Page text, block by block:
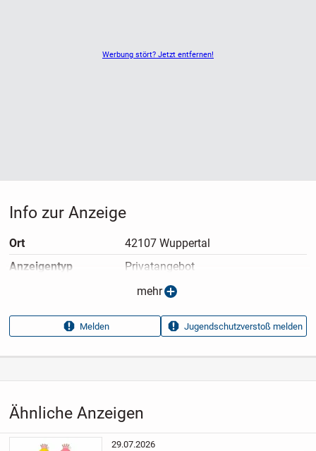
Werbung stört? Jetzt entfernen!
Ähnliche Anzeigen
29.07.2026
Info zur Anzeige
Ort
42107 Wuppertal
Anzeigen­typ
Privatangebot
07.08.2026
Anzeigen­kennung
e6db9574
Aufrufe dieser
518
Accessoires›Schmuck›Ketten
mehr
Melden Jugendschutzverstoß melden